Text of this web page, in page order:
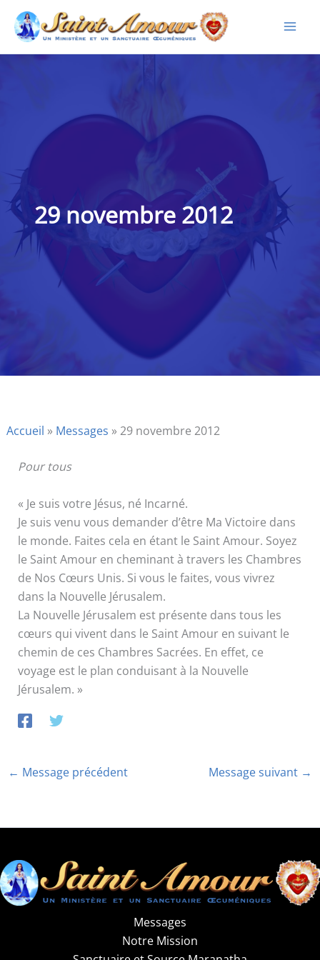
Aller
contenu
29 novembre 2012
Accueil » Messages »29 novembre 2012
Pour tous
« Je suis votre Jésus, né Incarné.
Je suis venu vous demander d’être Ma Victoire dans
le monde. Faites cela en étant le Saint Amour. Soyez
le Saint Amour en cheminant à travers les Chambres
de Nos Cœurs Unis. Si vous le faites, vous vivrez
dans la Nouvelle Jérusalem.
La Nouvelle Jérusalem est présente dans tous les
cœurs qui vivent dans le Saint Amour en suivant le
chemin de ces Chambres Sacrées. En effet, ce
voyage est le plan conduisant à la Nouvelle
Jérusalem. »
← Message précédent Message suivant →
Messages
Notre Mission